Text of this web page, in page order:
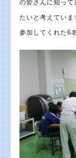
の皆さんに知っ
たいと考えていま
参加してくれた6